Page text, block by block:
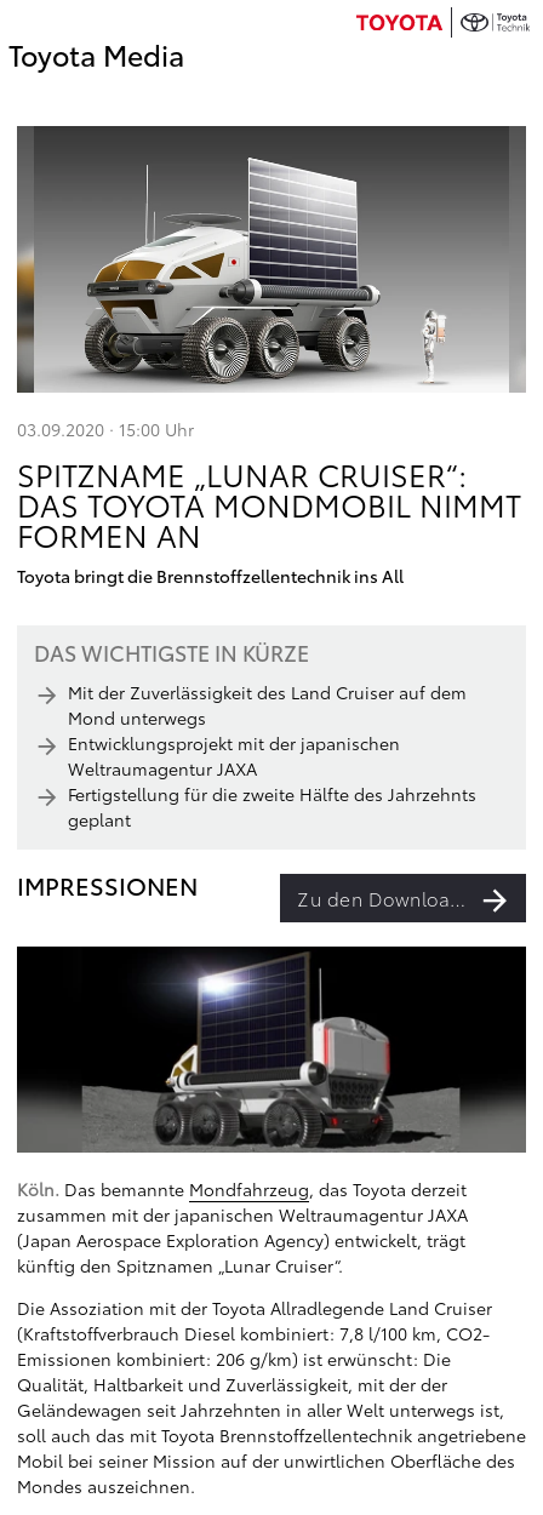
Toyota Media
03.09.2020 · 15:00 Uhr
SPITZNAME „LUNAR CRUISER“:
DAS TOYOTA MONDMOBIL NIMMT
FORMEN AN
Toyota bringt die Brennstoffzellentechnik ins All
DAS WICHTIGSTE IN KÜRZE
Mit der Zuverlässigkeit des Land Cruiser auf dem
Mond unterwegs
Entwicklungsprojekt mit der japanischen
Weltraumagentur JAXA
Fertigstellung für die zweite Hälfte des Jahrzehnts
geplant
IMPRESSIONEN Zu den Downloads
Köln. Das bemannte Mondfahrzeug, das Toyota derzeit
zusammen mit der japanischen Weltraumagentur JAXA
(Japan Aerospace Exploration Agency) entwickelt, trägt
künftig den Spitznamen „Lunar Cruiser“.
Die Assoziation mit der Toyota Allradlegende Land Cruiser
(Kraftstoffverbrauch Diesel kombiniert: 7,8 l/100 km, CO2-
Emissionen kombiniert: 206 g/km) ist erwünscht: Die
Qualität, Haltbarkeit und Zuverlässigkeit, mit der der
Geländewagen seit Jahrzehnten in aller Welt unterwegs ist,
soll auch das mit Toyota Brennstoffzellentechnik angetriebene
Mobil bei seiner Mission auf der unwirtlichen Oberfläche des
Mondes auszeichnen.